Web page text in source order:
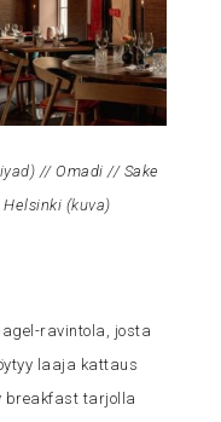
// Omadi // Sake
Helsinki (kuva)
ravintola, josta
laaja kattaus
breakfast tarjolla